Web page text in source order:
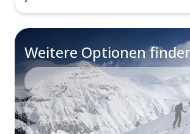
Weitere Optionen